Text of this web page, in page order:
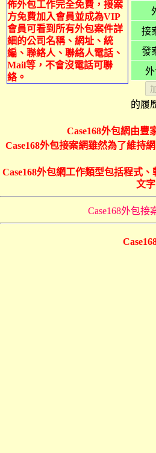
佈外包工作完全免費，接案
方免費加入會員並成為VIP
會員可看到所有外包案件詳
細的公司名稱、網址、統
編、聯絡人、聯絡人電話、
Mail等，不會沒電話可聯
絡。
接
發
的履
Case168外包網由豐
Case168外包接案網雖然為了維持
Case168外包網工作類型包括程式
文
Case168外包接